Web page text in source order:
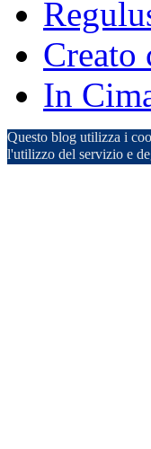
Creato
In
Questo blog utilizza i
l'utilizzo del servizio e